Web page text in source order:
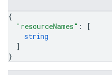
{
"resourceNames" :
[
string
]
}